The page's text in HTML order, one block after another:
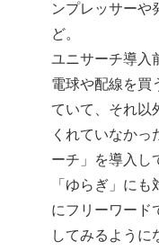
ンプレッサーや
ど。
ユニサーチ導入
電球や配線を買
ていて、それ以
くれていなかっ
ーチ」を導入し
「ゆらぎ」に
にフリーワード
してみるように